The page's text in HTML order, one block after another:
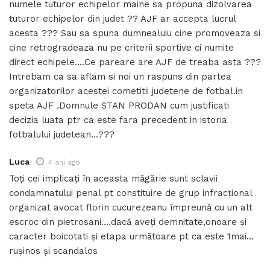
numele tuturor echipelor maine sa propuna dizolvarea
tuturor echipelor din judet ?? AJF ar accepta lucrul
acesta ??? Sau sa spuna dumnealuiu cine promoveaza si
cine retrogradeaza nu pe criterii sportive ci numite
direct echipele….Ce pareare are AJF de treaba asta ???
Intrebam ca sa aflam si noi un raspuns din partea
organizatorilor acestei cometitii judetene de fotbal.in
speta AJF .Domnule STAN PRODAN cum justificati
decizia luata ptr ca este fara precedent in istoria
fotbalului judetean…???
Luca 4 ani ago
Toți cei implicați în aceasta măgărie sunt sclavii
condamnatului penal pt constituire de grup infracțional
organizat avocat florin cucurezeanu împreună cu un alt
escroc din pietrosani….dacă aveți demnitate,onoare și
caracter boicotati și etapa următoare pt ca este 1mai…
rușinos și scandalos